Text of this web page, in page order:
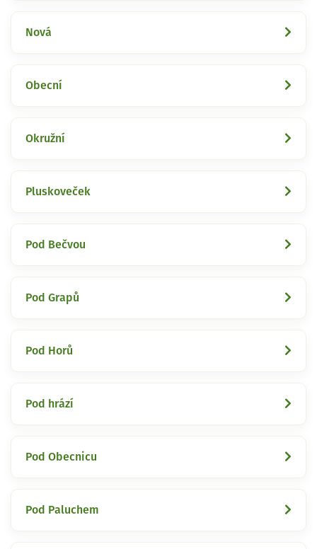
Nová
Obecní
Okružní
Pluskoveček
Pod Bečvou
Pod Grapů
Pod Horů
Pod hrází
Pod Obecnicu
Pod Paluchem